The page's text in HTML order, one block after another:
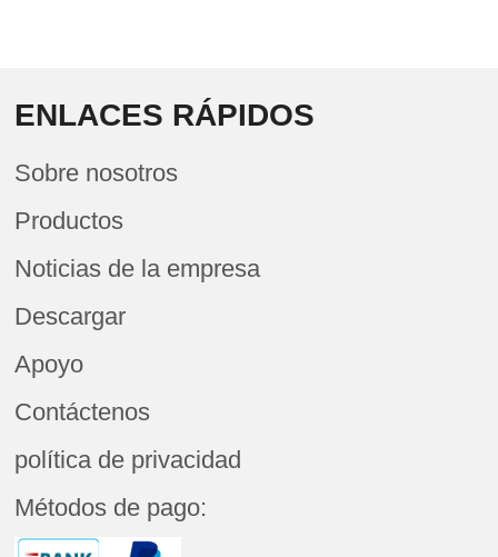
ENLACES RÁPIDOS
Sobre nosotros
Productos
Noticias de la empresa
Descargar
Apoyo
Contáctenos
política de privacidad
Métodos de pago: